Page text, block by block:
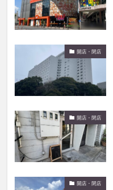
開店・閉店
開店・閉店
開店・閉店